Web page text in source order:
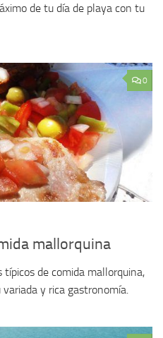
de tu día de playa con tu
0
mallorquina
de comida mallorquina,
y rica gastronomía.